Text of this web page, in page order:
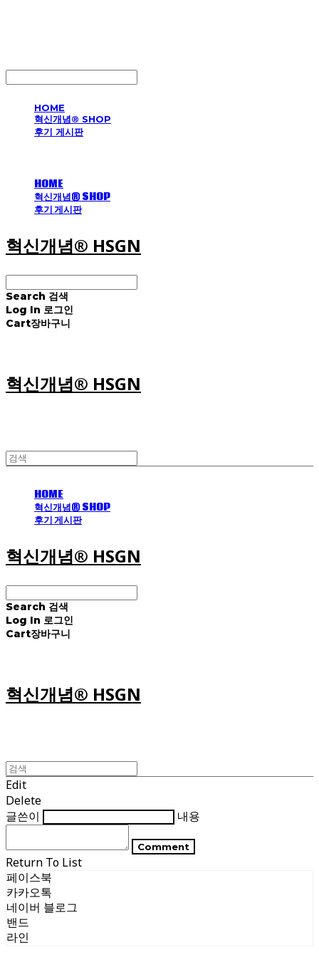
HOME
혁신개념® SHOP
후기 게시판
HOME
혁신개념® SHOP
후기 게시판
혁신개념® HSGN
Search 검색
Log In 로그인
Cart장바구니
혁신개념® HSGN
HOME
혁신개념® SHOP
후기 게시판
혁신개념® HSGN
Search 검색
Log In 로그인
Cart장바구니
혁신개념® HSGN
Edit
Delete
글쓴이
내용
Comment
Return To List
페이스북
카카오톡
네이버 블로그
밴드
라인